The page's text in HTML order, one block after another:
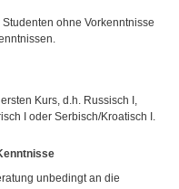
ohne Vorkenntnisse
Kurs, d.h. Russisch I,
I oder Serbisch/Kroatisch I.
unbedingt an die